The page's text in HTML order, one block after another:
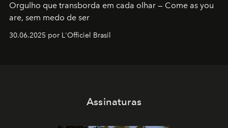
Orgulho que transborda em cada olhar — Come as you
are, sem medo de ser
30.06.2025 por L'Officiel Brasil
Assinaturas